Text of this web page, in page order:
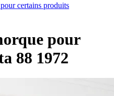
certains produits
pour
88 1972